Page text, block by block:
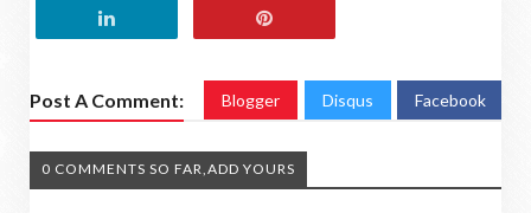
Post A Comment: Blogger Disqus Facebook
0 COMMENTS SO FAR,ADD YOURS